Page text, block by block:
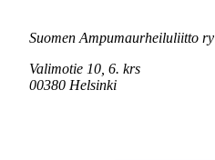
Suomen Ampumaurheiluliitto ry
Valimotie 10, 6. krs
00380 Helsinki